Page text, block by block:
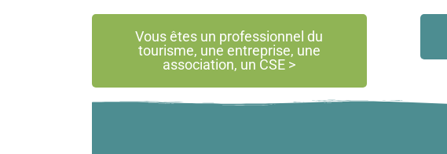
Vous êtes un professionnel du
tourisme, une entreprise, une
association, un CSE >